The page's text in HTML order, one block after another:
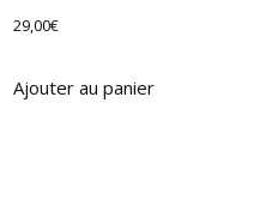
29,00€
Ajouter au panier